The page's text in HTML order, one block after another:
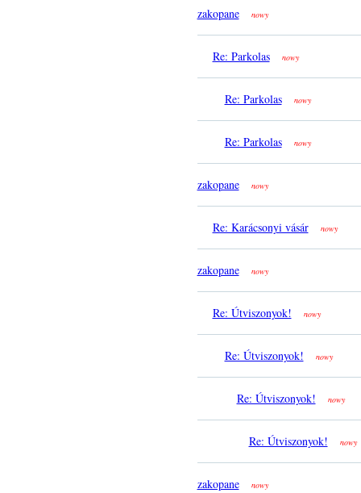
zakopane nowy
Re: Parkolas nowy
Re: Parkolas nowy
Re: Parkolas nowy
zakopane nowy
Re: Karácsonyi vásár nowy
zakopane nowy
Re: Útviszonyok! nowy
Re: Útviszonyok! nowy
Re: Útviszonyok! nowy
Re: Útviszonyok! nowy
zakopane nowy